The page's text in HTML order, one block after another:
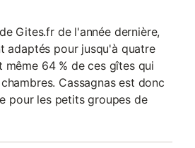
Gites.fr de l'année dernière,
adaptés pour jusqu'à quatre
même 64 % de ces gîtes qui
Cassagnas est donc
pour les petits groupes de